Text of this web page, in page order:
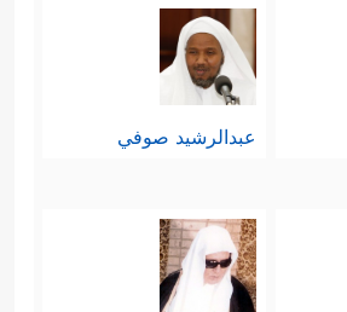
عبدالرشيد صوفي